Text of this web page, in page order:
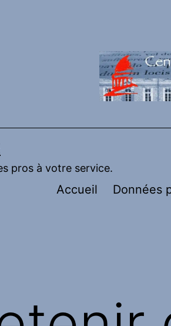
pros à votre service.
Accueil Données